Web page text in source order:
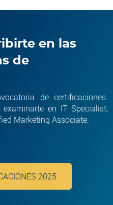
en las
de
de certificaciones.
en IT Specialist,
Marketing Associate.
2025